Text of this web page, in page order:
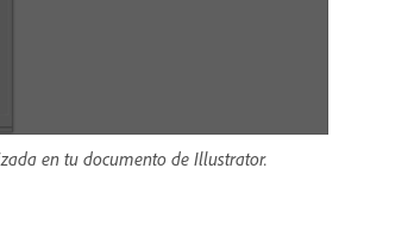
en tu documento de Illustrator.